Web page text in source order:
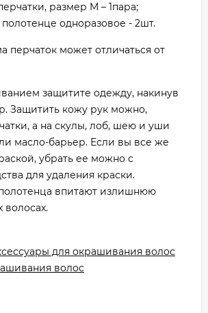
размер M – 1пара;
одноразовое - 2шт.
перчаток может отличаться от
защитите одежду, накинув
Защитить кожу рук можно,
а на скулы, лоб, шею и уши
масло-барьер. Если вы все же
убрать ее можно с
для удаления краски.
впитают излишнюю
волосах.
для окрашивания волос
волос